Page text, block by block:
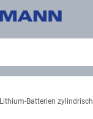
Lithium-Batterien zylindrisch